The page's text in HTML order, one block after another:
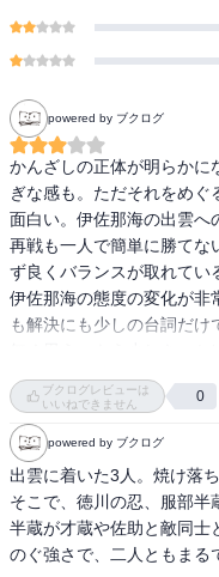
powered by ブクログ
かんざしの正体が明らかに
ぎな感も。ただそれをめ
面白い。伊佐那海の出雲へ
再戦も一人で簡単に勝てな
ず良くバランスが取れてい
伊佐那海の態度の変化が非
も解決にも少しの台詞だ
ブクログレビューは
いいねできません
0
powered by ブクログ
出雲に着いた3人。焼け落
そこで、徳川の忍、服部半
半蔵が才蔵や佐助と敵同士
のぐ強さで、二人ともまる